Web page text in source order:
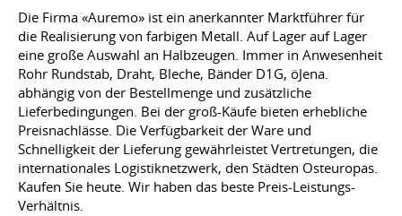
Die Firma «Auremo» ist ein anerkannter Marktführer für
die Realisierung von farbigen Metall. Auf Lager auf Lager
eine große Auswahl an Halbzeugen. Immer in Anwesenheit
Rohr Rundstab, Draht, Bleche, Bänder D1G, öJena.
abhängig von der Bestellmenge und zusätzliche
Lieferbedingungen. Bei der groß-Käufe bieten erhebliche
Preisnachlässe. Die Verfügbarkeit der Ware und
Schnelligkeit der Lieferung gewährleistet Vertretungen, die
internationales Logistiknetzwerk, den Städten Osteuropas.
Kaufen Sie heute. Wir haben das beste Preis-Leistungs-
Verhältnis.